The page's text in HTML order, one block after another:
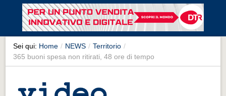
NEWS
Cronaca
Cronaca
Artes et Artificia
Sei qui: Home / NEWS / Territorio /
365 buoni spesa non ritirati, 48 ore di tempo